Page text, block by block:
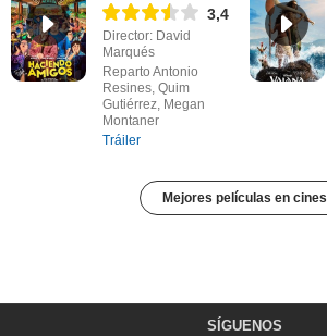
3,4
Director: David
Marqués
Reparto Antonio
Resines, Quim
Gutiérrez, Megan
Montaner
Tráiler
Mejores películas en cines
SÍGUENOS